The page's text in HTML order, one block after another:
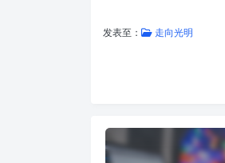
发表至： 走向光明